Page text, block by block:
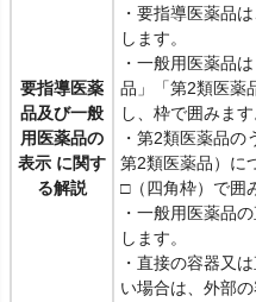
要指導医薬
品及び一般
用医薬品の
表示 に関す
る解説
・要指導医薬品
します。
・一般用医薬品
品」「第2類医薬
し、枠で囲みます
・第2類医薬品
第2類医薬品）に
□（四角枠）で囲
・一般用医薬品
します。
・直接の容器又
い場合は、外部